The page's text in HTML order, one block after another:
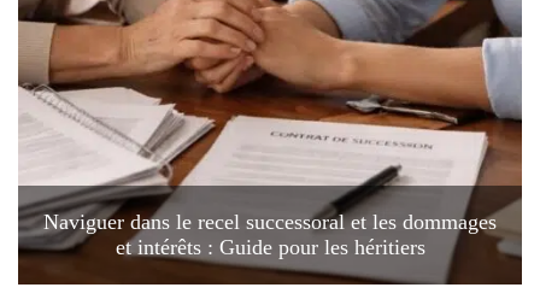
Naviguer dans le recel successoral et les dommages
et intérêts : Guide pour les héritiers